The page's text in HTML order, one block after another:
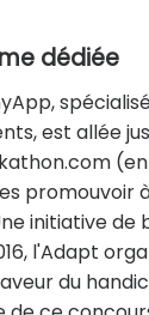
dédiée
est allée
promouvoir
initiative de
l'Adapt
du